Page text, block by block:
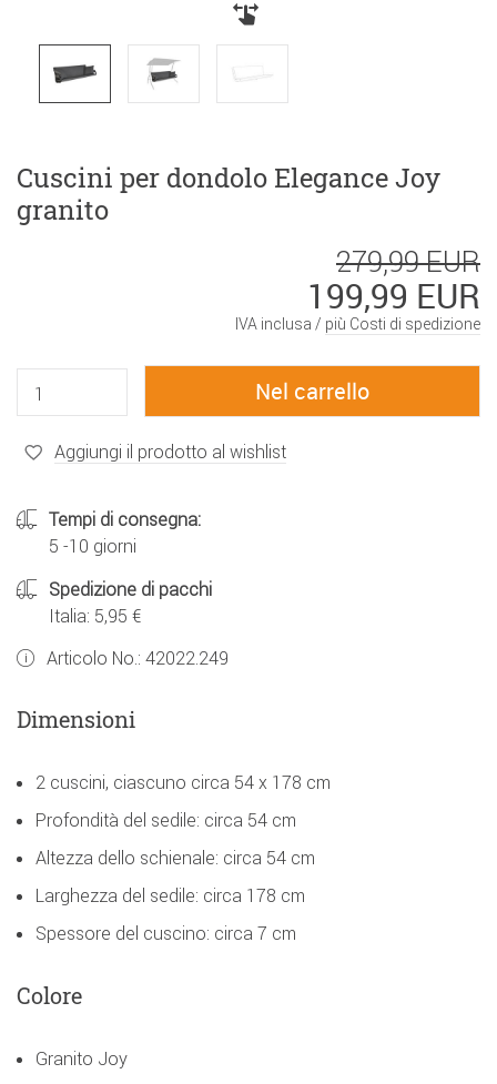
Cuscini per dondolo Elegance Joy
granito
279,99 EUR
199,99 EUR
IVA inclusa / più Costi di spedizione
Aggiungi il prodotto al wishlist
Tempi di consegna:
5 -10 giorni
Spedizione di pacchi
Italia: 5,95 €
Articolo No.: 42022.249
Dimensioni
2 cuscini, ciascuno circa 54 x 178 cm
Profondità del sedile: circa 54 cm
Altezza dello schienale: circa 54 cm
Larghezza del sedile: circa 178 cm
Spessore del cuscino: circa 7 cm
Colore
Granito Joy